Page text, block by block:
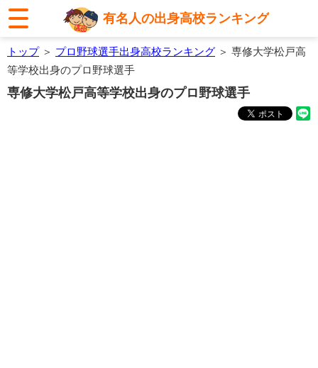
有名人の出身高校ランキング
トップ＞ プロ野球選手出身高校ランキング ＞ 専修大学松戸高
等学校出身のプロ野球選手
専修大学松戸高等学校出身のプロ野球選手